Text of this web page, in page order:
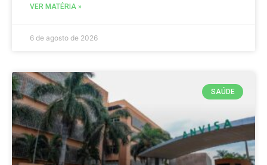
VER MATÉRIA »
6 de agosto de 2026
SAÚDE